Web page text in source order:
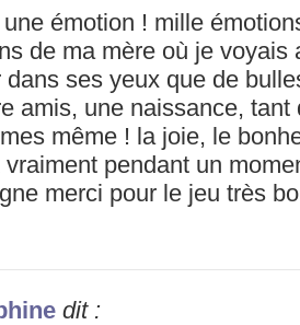
émotion ! mille
de ma mère où je voyais
dans ses yeux que de
amis, une naissance, tant
même ! la joie, le
pendant un
merci pour le jeu très
dit :